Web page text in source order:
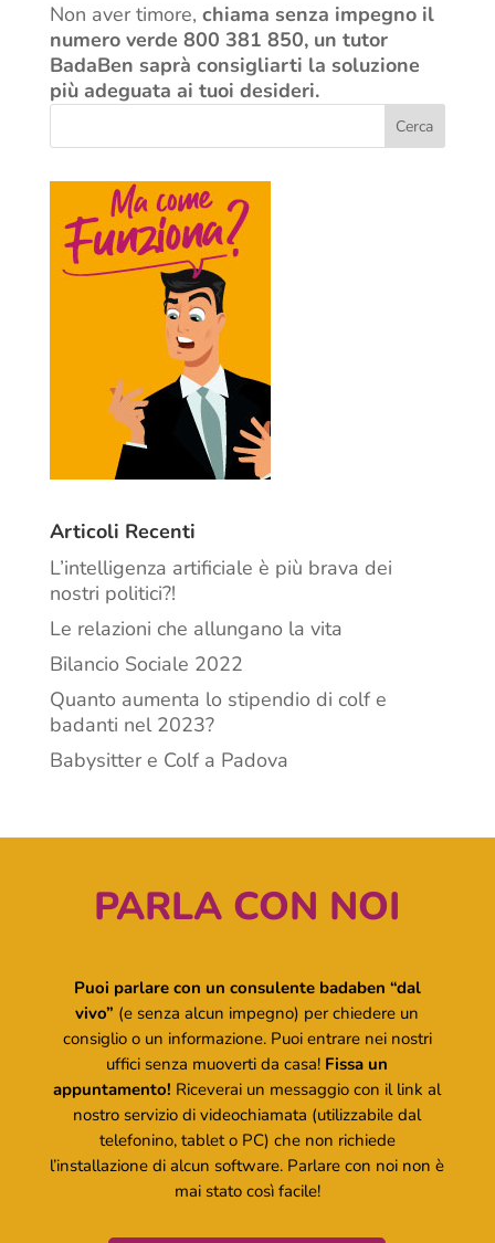
Non aver timore, chiama senza impegno il
numero verde 800 381 850, un tutor
BadaBen saprà consigliarti la soluzione
più adeguata ai tuoi desideri.
Articoli Recenti
L’intelligenza artificiale è più brava dei
nostri politici?!
Le relazioni che allungano la vita
Bilancio Sociale 2022
Quanto aumenta lo stipendio di colf e
badanti nel 2023?
Babysitter e Colf a Padova
PARLA CON NOI
Puoi parlare con un consulente badaben “dal
vivo” (e senza alcun impegno) per chiedere un
consiglio o un informazione. Puoi entrare nei nostri
uffici senza muoverti da casa! Fissa un
appuntamento! Riceverai un messaggio con il link al
nostro servizio di videochiamata (utilizzabile dal
telefonino, tablet o PC) che non richiede
l’installazione di alcun software. Parlare con noi non è
mai stato così facile!